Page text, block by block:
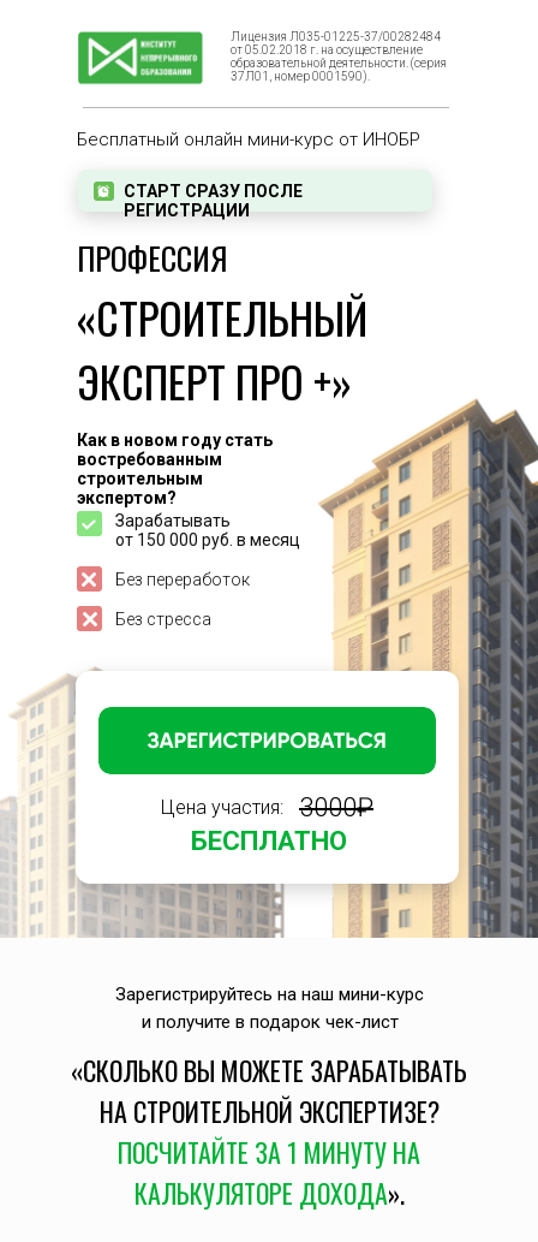
Лицензия Л035-01225-37/00282484
от 05.02.2018 г. на осуществление
образовательной деятельности. (серия
37Л01, номер 0001590).
Как в новом году стать
востребованным
строительным
экспертом?
«СТРОИТЕЛЬНЫЙ
ЭКСПЕРТ ПРО +»
ПРОФЕССИЯ
Без переработок
Без стресса
Зарабатывать
от 150 000 руб. в месяц
СТАРТ СРАЗУ ПОСЛЕ
РЕГИСТРАЦИИ
Цена участия:
3000₽
БЕСПЛАТНО
Бесплатный онлайн мини-курс от ИНОБР
«СКОЛЬКО ВЫ МОЖЕТЕ ЗАРАБАТЫВАТЬ
НА СТРОИТЕЛЬНОЙ ЭКСПЕРТИЗЕ?
ПОСЧИТАЙТЕ ЗА 1 МИНУТУ НА
КАЛЬКУЛЯТОРЕ ДОХОДА».
Зарегистрируйтесь на наш мини-курс
и получите в подарок чек-лист